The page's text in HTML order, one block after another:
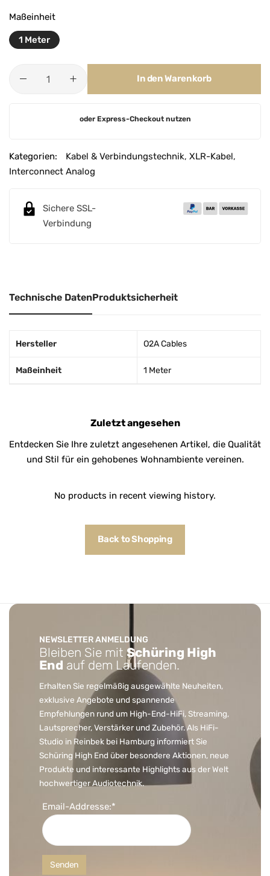
Maßeinheit
1 Meter
In den Warenkorb
e
r
oder Express-Checkout nutzen
Kategorien: Kabel & Verbindungstechnik, XLR-Kabel,
Interconnect Analog
Sichere SSL-
Verbindung
Technische DatenProduktsicherheit
Hersteller O2A Cables
Maßeinheit 1 Meter
Zuletzt angesehen
Entdecken Sie Ihre zuletzt angesehenen Artikel, die Qualität
und Stil für ein gehobenes Wohnambiente vereinen.
No products in recent viewing history.
Back to Shopping
NEWSLETTER ANMELDUNG
Bleiben Sie mit Schüring High
End auf dem Laufenden.
Erhalten Sie regelmäßig ausgewählte Neuheiten,
exklusive Angebote und spannende
Empfehlungen rund um High-End-HiFi, Streaming,
Lautsprecher, Verstärker und Zubehör. Als HiFi-
Studio in Reinbek bei Hamburg informiert Sie
Schüring High End über besondere Aktionen, neue
Produkte und interessante Highlights aus der Welt
hochwertiger Audiotechnik.
Email-Addresse:*